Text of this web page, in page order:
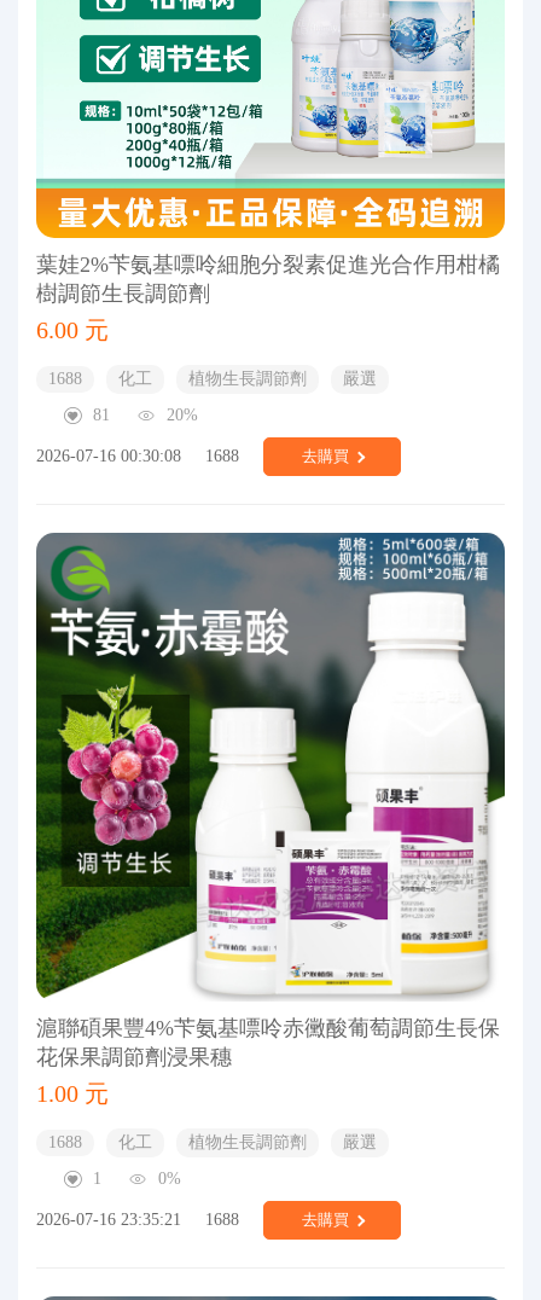
葉娃2%苄氨基嘌呤細胞分裂素促進光合作用柑橘
樹調節生長調節劑
6.00 元
1688 化工 植物生長調節劑
嚴選
81
20%
2026-07-16 00:30:08 1688 去購買
滬聯碩果豐4%苄氨基嘌呤赤黴酸葡萄調節生長保
花保果調節劑浸果穗
1.00 元
1688 化工 植物生長調節劑
嚴選
1
0%
2026-07-16 23:35:21 1688 去購買